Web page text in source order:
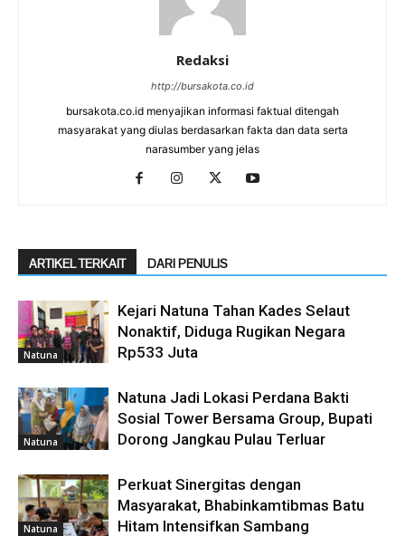
Redaksi
http://bursakota.co.id
bursakota.co.id menyajikan informasi faktual ditengah
masyarakat yang diulas berdasarkan fakta dan data serta
narasumber yang jelas
ARTIKEL TERKAIT DARI PENULIS
Natuna
Kejari Natuna Tahan Kades Selaut
Nonaktif, Diduga Rugikan Negara
Rp533 Juta
Natuna
Natuna Jadi Lokasi Perdana Bakti
Sosial Tower Bersama Group, Bupati
Dorong Jangkau Pulau Terluar
Natuna
Perkuat Sinergitas dengan
Masyarakat, Bhabinkamtibmas Batu
Hitam Intensifkan Sambang